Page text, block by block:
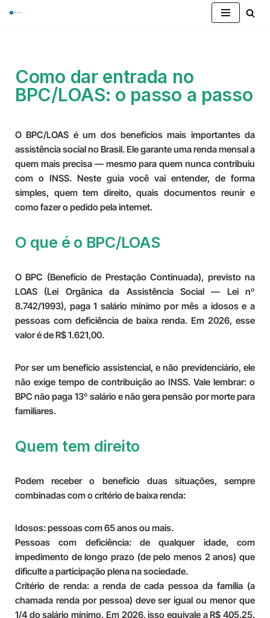
conteúdo
Como dar entrada no
BPC/LOAS: o passo a passo
O BPC/LOAS é um dos benefícios mais importantes da
assistência social no Brasil. Ele garante uma renda mensal a
quem mais precisa — mesmo para quem nunca contribuiu
com o INSS. Neste guia você vai entender, de forma
simples, quem tem direito, quais documentos reunir e
como fazer o pedido pela internet.
O que é o BPC/LOAS
O BPC (Benefício de Prestação Continuada), previsto na
LOAS (Lei Orgânica da Assistência Social — Lei nº
8.742/1993), paga 1 salário mínimo por mês a idosos e a
pessoas com deficiência de baixa renda. Em 2026, esse
valor é de R$ 1.621,00.
Por ser um benefício assistencial, e não previdenciário, ele
não exige tempo de contribuição ao INSS. Vale lembrar: o
BPC não paga 13º salário e não gera pensão por morte para
familiares.
Quem tem direito
Podem receber o benefício duas situações, sempre
combinadas com o critério de baixa renda:
Idosos:pessoas com 65 anos ou mais.
Pessoas com deficiência:de qualquer idade, com
impedimento de longo prazo (de pelo menos 2 anos) que
dificulte a participação plena na sociedade.
Critério de renda:a renda de cada pessoa da família (a
chamada renda por pessoa) deve ser igual ou menor que
1/4 do salário mínimo. Em 2026, isso equivale a R$ 405,25.